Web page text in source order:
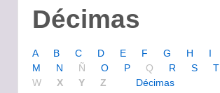
Décimas
A B C D E F G H I
M N Ñ O P Q R S T
W
X Y Z Décimas